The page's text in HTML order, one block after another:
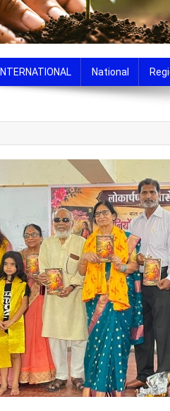
INTERNATIONAL National